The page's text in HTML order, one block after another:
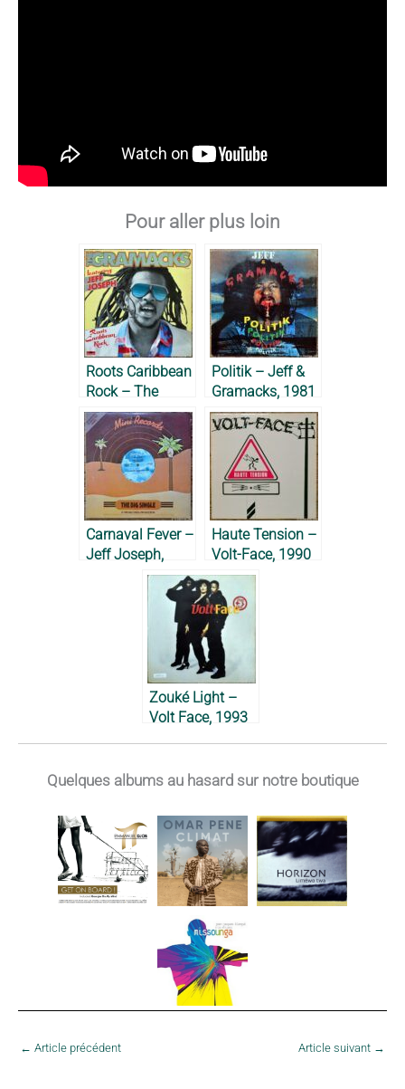
Pour aller plus loin
Roots Caribbean
Rock – The
Gramacks feat.
Jeff Joseph,
1984
Politik – Jeff &
Gramacks, 1981
Carnaval Fever –
Jeff Joseph,
Haute Tension –
Volt-Face, 1990
Zouké Light –
Volt Face, 1993
Quelques albums au hasard sur notre boutique
← Article précédent Article suivant →